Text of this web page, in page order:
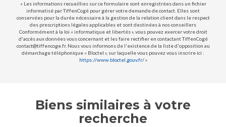
« Les informations recueillies sur ce formulaire sont enregistrées dans un fichier
informatisé par TiffenCogé pour gérer votre demande de contact. Elles sont
conservées pour la durée nécessaire à la gestion de la relation client dans le respect
des prescriptions légales applicables et sont destinées à nos conseillers
Conformément à la loi « informatique et libertés », vous pouvez exercer votre droit
d'accès aux données vous concernant et les faire rectifier en contactant TiffenCogé
contact@tiffencoge.fr. Nous vous informons de l'existence de la liste d'opposition au
démarchage téléphonique « Bloctel », sur laquelle vous pouvez vous inscrire ici :
https://www.bloctel.gouv.fr/»
Biens similaires à votre
recherche